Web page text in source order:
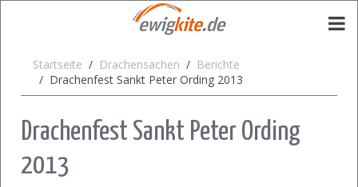
Startseite Drachensachen
Berichte
Drachenfest Sankt Peter Ording 2013
Drachenfest Sankt Peter Ording
2013